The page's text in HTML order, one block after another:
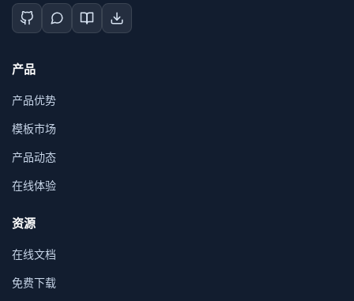
产品
产品优势
模板市场
产品动态
在线体验
资源
在线文档
免费下载